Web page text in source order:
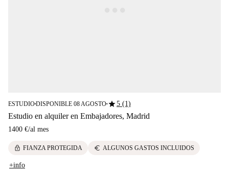
ESTUDIO■DISPONIBLE 08 AGOSTO■star5 (1)
Estudio en alquiler en Embajadores, Madrid
1400 €/al mes
lock FIANZA PROTEGIDA euro ALGUNOS GASTOS INCLUIDOS
+info